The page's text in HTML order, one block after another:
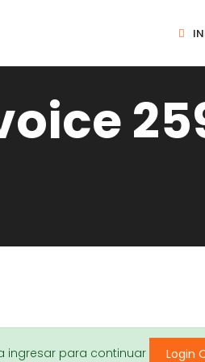
ingresar para continuar Login